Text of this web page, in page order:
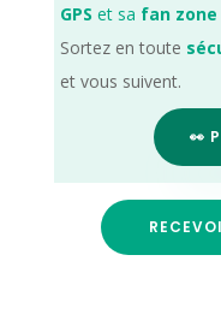
GPS et sa fan zone
Sortez en toute
et vous suivent.
👀